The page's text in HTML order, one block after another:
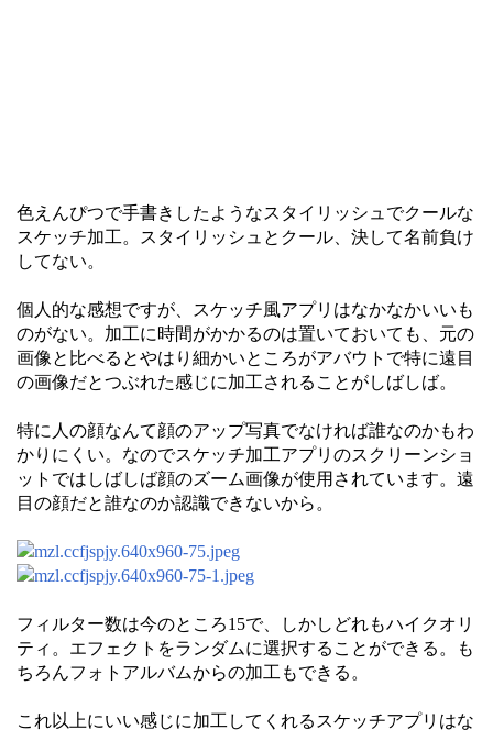
色えんぴつで手書きしたようなスタイリッシュでクールな
スケッチ加工。スタイリッシュとクール、決して名前負け
してない。
個人的な感想ですが、スケッチ風アプリはなかなかいいも
のがない。加工に時間がかかるのは置いておいても、元の
画像と比べるとやはり細かいところがアバウトで特に遠目
の画像だとつぶれた感じに加工されることがしばしば。
特に人の顔なんて顔のアップ写真でなければ誰なのかもわ
かりにくい。なのでスケッチ加工アプリのスクリーンショ
ットではしばしば顔のズーム画像が使用されています。遠
目の顔だと誰なのか認識できないから。
フィルター数は今のところ15で、しかしどれもハイクオリ
ティ。エフェクトをランダムに選択することができる。も
ちろんフォトアルバムからの加工もできる。
これ以上にいい感じに加工してくれるスケッチアプリはな